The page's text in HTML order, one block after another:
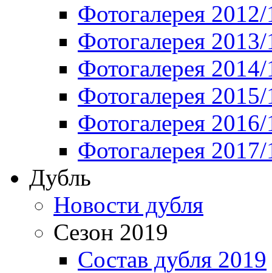
Фотогалерея
Фотогалерея
Фотогалерея
Фотогалерея
Фотогалерея
Фотогалерея
Дубль
Новости дубля
Сезон 2019
Состав дубля 2019